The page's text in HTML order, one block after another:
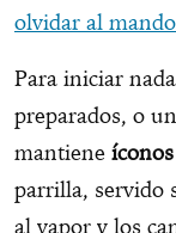
olvidar al
Para iniciar
preparados, o
mantiene íconos
parrilla, servido
al vapor y los